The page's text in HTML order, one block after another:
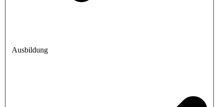
Ausbildung